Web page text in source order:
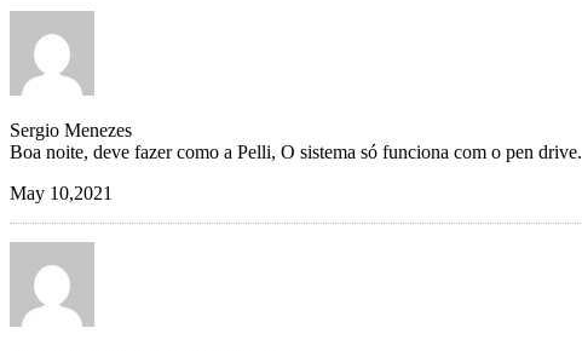
Sergio Menezes
Boa noite, deve fazer como a Pelli, O sistema só funciona com o pen drive.
May 10,2021